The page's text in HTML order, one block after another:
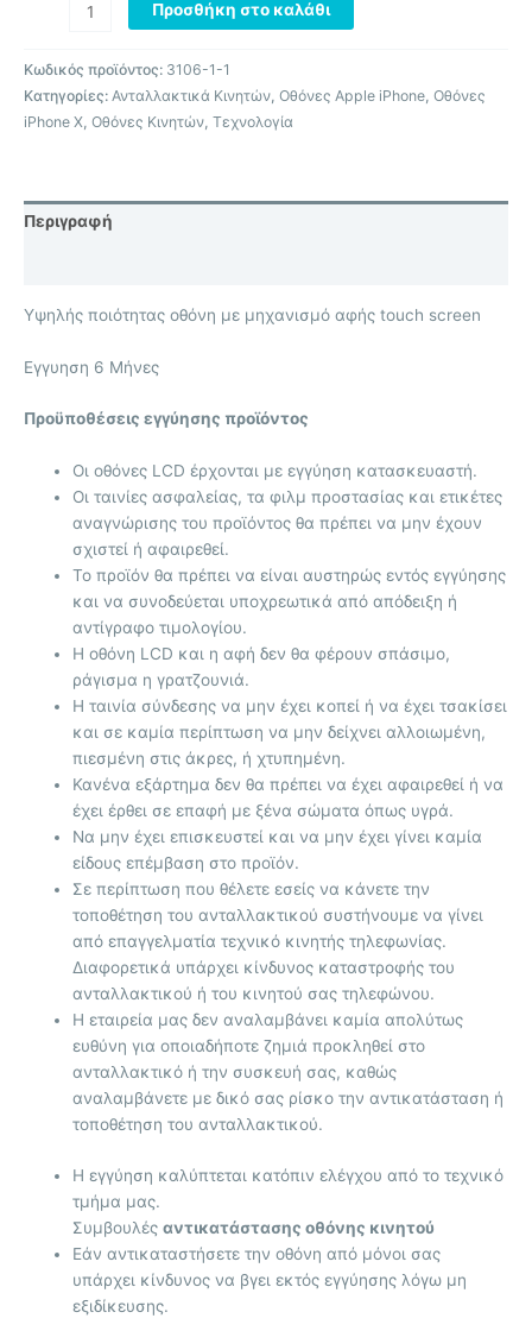
Προσθήκη στο καλάθι
Κωδικός προϊόντος: 3106-1-1
Κατηγορίες: Ανταλλακτικά Κινητών Οθόνες Apple iPhone Οθόνες
iPhone X Οθόνες Κινητών Τεχνολογία
Περιγραφή
Υψηλής ποιότητας οθόνη με μηχανισμό αφής touch screen
Eγγυηση 6 Μήνες
Προϋποθέσεις εγγύησης προϊόντος
Οι οθόνες LCD έρχονται με εγγύηση κατασκευαστή.
Οι ταινίες ασφαλείας, τα φιλμ προστασίας και ετικέτες
αναγνώρισης του προϊόντος θα πρέπει να μην έχουν
σχιστεί ή αφαιρεθεί.
Το προϊόν θα πρέπει να είναι αυστηρώς εντός εγγύησης
και να συνοδεύεται υποχρεωτικά από απόδειξη ή
αντίγραφο τιμολογίου.
Η οθόνη LCD και η αφή δεν θα φέρουν σπάσιμο,
ράγισμα η γρατζουνιά.
Η ταινία σύνδεσης να μην έχει κοπεί ή να έχει τσακίσει
και σε καμία περίπτωση να μην δείχνει αλλοιωμένη,
πιεσμένη στις άκρες, ή χτυπημένη.
Κανένα εξάρτημα δεν θα πρέπει να έχει αφαιρεθεί ή να
έχει έρθει σε επαφή με ξένα σώματα όπως υγρά.
Να μην έχει επισκευστεί και να μην έχει γίνει καμία
είδους επέμβαση στο προϊόν.
Σε περίπτωση που θέλετε εσείς να κάνετε την
τοποθέτηση του ανταλλακτικού συστήνουμε να γίνει
από επαγγελματία τεχνικό κινητής τηλεφωνίας.
Διαφορετικά υπάρχει κίνδυνος καταστροφής του
ανταλλακτικού ή του κινητού σας τηλεφώνου.
Η εταιρεία μας δεν αναλαμβάνει καμία απολύτως
ευθύνη για οποιαδήποτε ζημιά προκληθεί στο
ανταλλακτικό ή την συσκευή σας, καθώς
αναλαμβάνετε με δικό σας ρίσκο την αντικατάσταση ή
τοποθέτηση του ανταλλακτικού.
Η εγγύηση καλύπτεται κατόπιν ελέγχου από το τεχνικό
τμήμα μας.
Συμβουλέςαντικατάστασης οθόνης κινητού
Εάν αντικαταστήσετε την οθόνη από μόνοι σας
υπάρχει κίνδυνος να βγει εκτός εγγύησης λόγω μη
εξιδίκευσης.